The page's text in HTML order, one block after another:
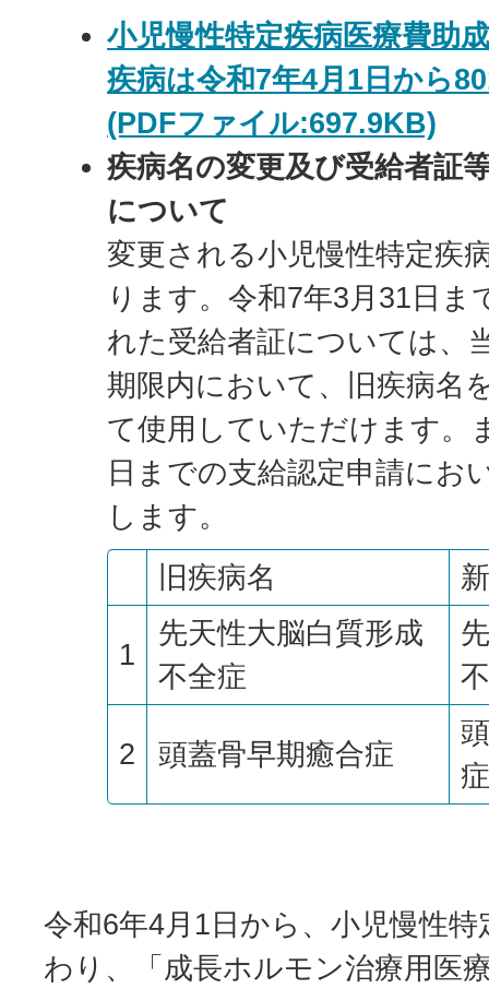
小児慢性特定疾病医療費助
疾病は令和7年4月1日から
(PDFファイル:697.9KB)
疾病名の変更及び受給者証
について
変更される小児慢性特定疾
ります。令和7年3月31日ま
れた受給者証については、
期限内において、旧疾病名
て使用していただけます。
日までの支給認定申請にお
します。
旧疾病名
1
先天性大脳白質形成
不全症
2 頭蓋骨早期癒合症
令和6年4月1日から、小児慢性
わり、「成長ホルモン治療用医